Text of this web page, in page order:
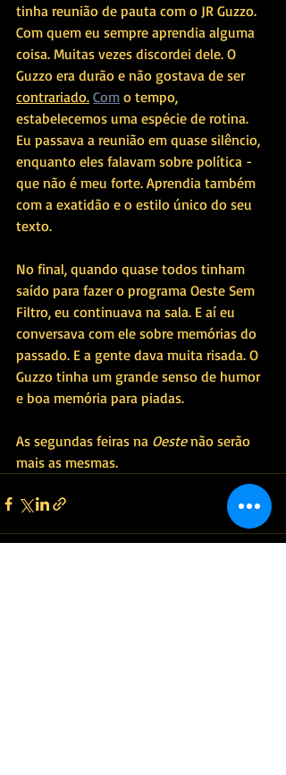
tinha reunião de pauta com o JR Guzzo.
Com quem eu sempre aprendia alguma
coisa. Muitas vezes discordei dele. O
Guzzo era durão e não gostava de ser
contrariado. Com o tempo,
estabelecemos uma espécie de rotina.
Eu passava a reunião em quase silêncio,
enquanto eles falavam sobre política -
que não é meu forte. Aprendia também
com a exatidão e o estilo único do seu
texto.
No final, quando quase todos tinham
saído para fazer o programa Oeste Sem
Filtro, eu continuava na sala. E aí eu
conversava com ele sobre memórias do
passado. E a gente dava muita risada. O
Guzzo tinha um grande senso de humor
e boa memória para piadas.
As segundas feiras na Oeste não serão
mais as mesmas.